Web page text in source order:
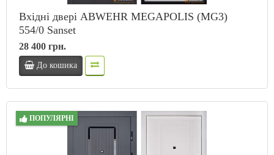
Вхідні двері ABWEHR MEGAPOLIS (MG3)
554/0 Sanset
28 400 грн.
До кошика
ПОПУЛЯРНІ